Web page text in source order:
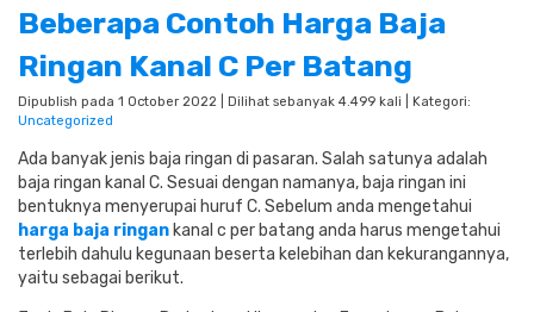
Beberapa Contoh Harga Baja
Ringan Kanal C Per Batang
Dipublish pada 1 October 2022 | Dilihat sebanyak 4.499 kali | Kategori:
Uncategorized
Ada banyak jenis baja ringan di pasaran. Salah satunya adalah
baja ringan kanal C. Sesuai dengan namanya, baja ringan ini
bentuknya menyerupai huruf C. Sebelum anda mengetahui
harga baja ringan kanal c per batang anda harus mengetahui
terlebih dahulu kegunaan beserta kelebihan dan kekurangannya,
yaitu sebagai berikut.